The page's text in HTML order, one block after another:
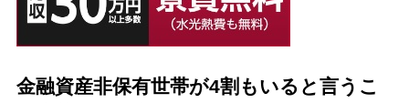
金融資産非保有世帯が4割もいると言うこ